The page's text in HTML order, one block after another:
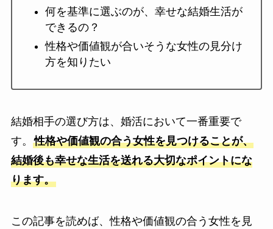
何を基準に選ぶのが、幸せな結婚生活が
できるの？
性格や価値観が合いそうな女性の見分け
方を知りたい
結婚相手の選び方は、婚活において一番重要で
す。 性格や価値観の合う女性を見つけることが、
結婚後も幸せな生活を送れる大切なポイントにな
ります。
この記事を読めば、性格や価値観の合う女性を見